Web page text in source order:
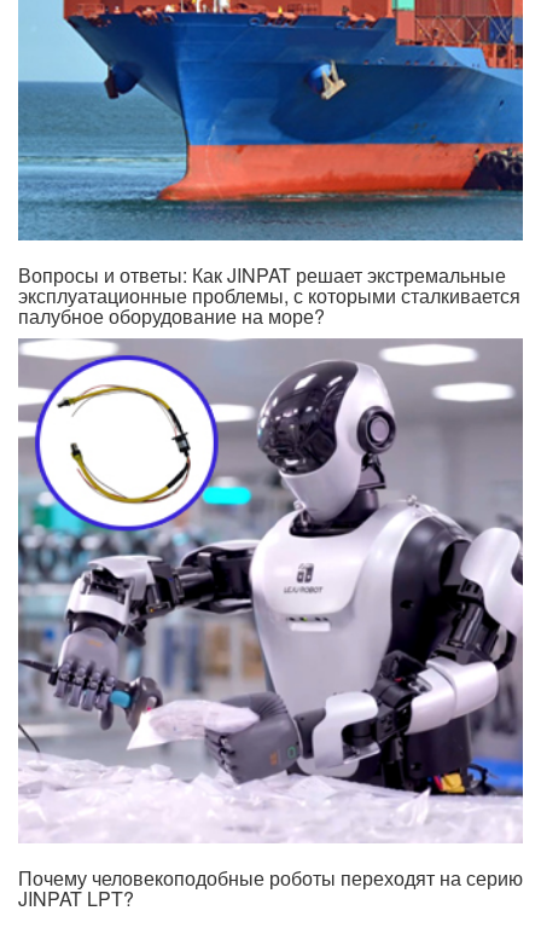
Вопросы и ответы: Как JINPAT решает экстремальные
эксплуатационные проблемы, с которыми сталкивается
палубное оборудование на море?
Почему человекоподобные роботы переходят на серию
JINPAT LPT?